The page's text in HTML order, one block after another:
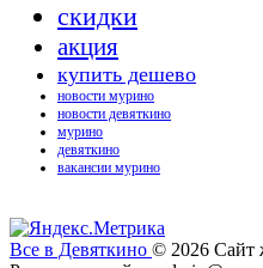
скидки
акция
купить дешево
новости мурино
новости девяткино
мурино
девяткино
вакансии мурино
Все в Девяткино © 2026 Сайт